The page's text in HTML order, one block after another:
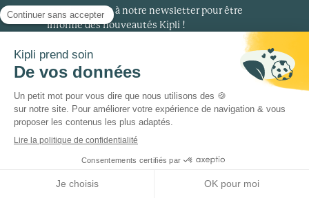
Inscrivez-vous à notre newsletter pour être
informé des nouveautés Kipli !